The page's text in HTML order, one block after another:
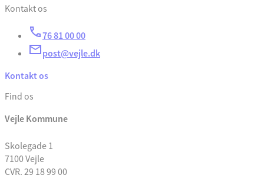
Kontakt os
76 81 00 00
post@vejle.dk
Kontakt os
Find os
Vejle Kommune
Skolegade 1
7100 Vejle
CVR. 29 18 99 00